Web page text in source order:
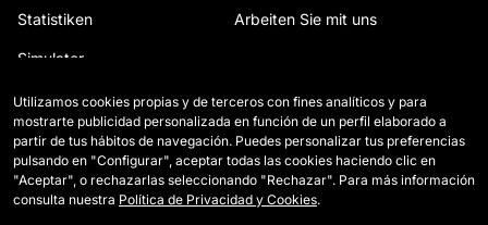
Statistiken
Simulator
Arbeiten Sie mit uns
Utilizamos cookies propias y de terceros con fines analíticos y para
mostrarte publicidad personalizada en función de un perfil elaborado a
partir de tus hábitos de navegación. Puedes personalizar tus preferencias
pulsando en "Configurar", aceptar todas las cookies haciendo clic en
"Aceptar", o rechazarlas seleccionando "Rechazar". Para más información
consulta nuestra Política de Privacidad y Cookies.